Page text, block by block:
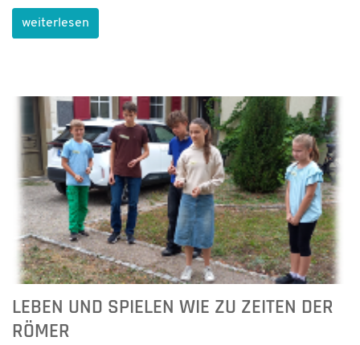
weiterlesen
LEBEN UND SPIELEN WIE ZU ZEITEN DER
RÖMER